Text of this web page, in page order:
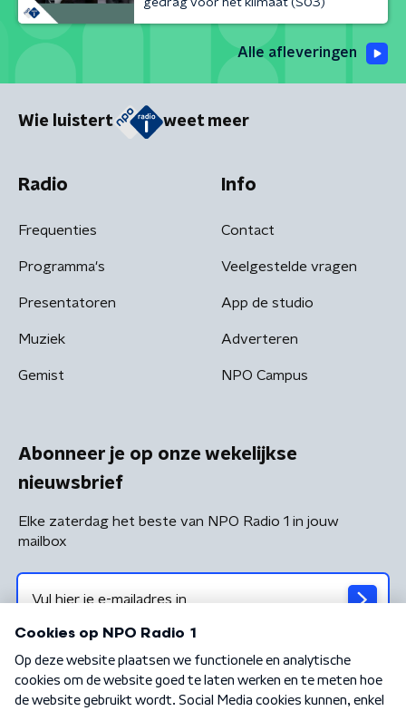
Alle afleveringen
Wie luistert weet meer
Radio
Frequenties
Programma's
Presentatoren
Muziek
Gemist
Info
Contact
Veelgestelde vragen
App de studio
Adverteren
NPO Campus
Abonneer je op onze wekelijkse
nieuwsbrief
Elke zaterdag het beste van NPO Radio 1 in jouw
mailbox